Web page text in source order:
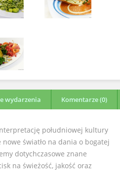
wydarzenia Komentarze (0)
południowej kultury
światło na dania o bogatej
dotychczasowe znane
na świeżość, jakość oraz